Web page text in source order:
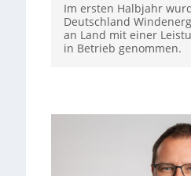
Im ersten Halbjahr
Deutschland
an Land mit einer
in Betrieb genommen.